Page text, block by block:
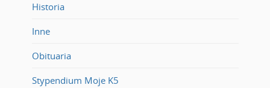
Historia
Inne
Obituaria
Stypendium Moje K5